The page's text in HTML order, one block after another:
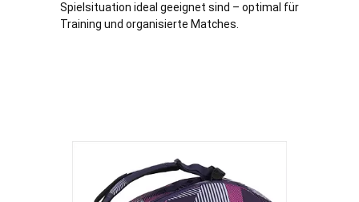
Spielsituation ideal geeignet sind – optimal für
Training und organisierte Matches.